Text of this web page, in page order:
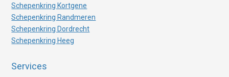
Schepenkring Kortgene
Schepenkring Randmeren
Schepenkring Dordrecht
Schepenkring Heeg
Services